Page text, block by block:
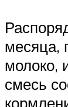
месяца,
молоко,
смесь